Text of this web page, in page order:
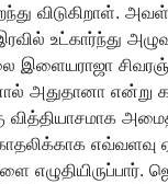
விடுகிறாள்.
உட்கார்ந்து
இளையராஜா
அதுதானா என்று
வித்தியாசமாக
எவ்வளவு
எழுதியிருப்பார்.